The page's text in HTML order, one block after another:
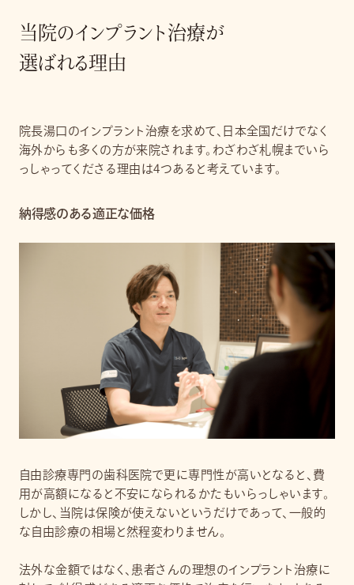
当院のインプラント治療が
選ばれる理由
院長湯口のインプラント治療を求めて、日本全国だけでなく
海外からも多くの方が来院されます。わざわざ札幌までいら
っしゃってくださる理由は4つあると考えています。
納得感のある適正な価格
自由診療専門の歯科医院で更に専門性が高いとなると、費
用が高額になると不安になられるかたもいらっしゃいます。
しかし、当院は保険が使えないというだけであって、一般的
な自由診療の相場と然程変わりません。
法外な金額ではなく、患者さんの理想のインプラント治療に